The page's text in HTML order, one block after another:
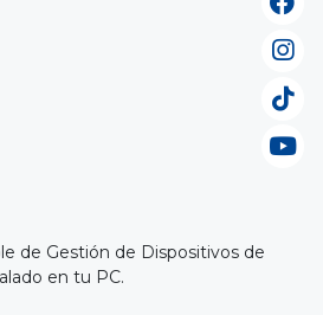
de Gestión de Dispositivos de
en tu PC.